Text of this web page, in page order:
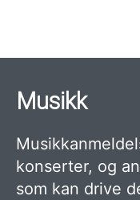
Musikk
konserter, og
som kan drive